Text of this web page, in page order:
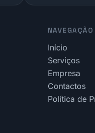
NAVEGAÇÃO
Início
Serviços
Empresa
Contactos
Política de